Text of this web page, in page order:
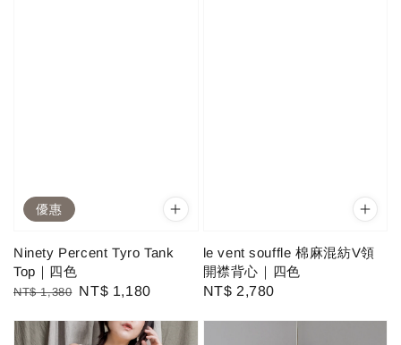
優惠
Ninety Percent Tyro Tank
Top｜四色
Regular
NT$ 1,380
Sale
NT$ 1,180
le vent souffle 棉麻混紡V領
開襟背心｜四色
Regular
NT$ 2,780